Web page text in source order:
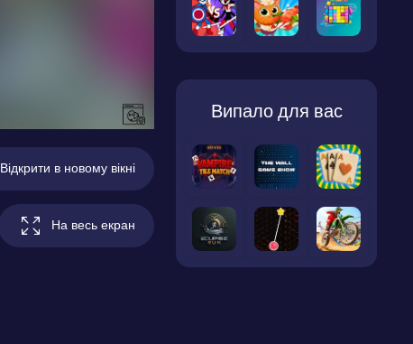
Відкрити в новому вікні
На весь екран
Випало для вас